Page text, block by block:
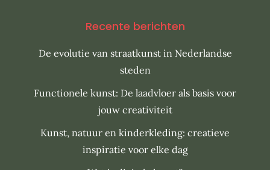
Recente berichten
De evolutie van straatkunst in Nederlandse
steden
Functionele kunst: De laadvloer als basis voor
jouw creativiteit
Kunst, natuur en kinderkleding: creatieve
inspiratie voor elke dag